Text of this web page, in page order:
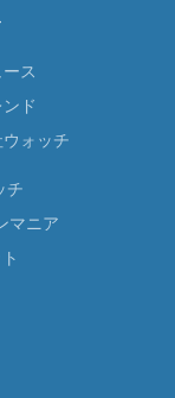
ス
ド
ォッチ
チ
マニア